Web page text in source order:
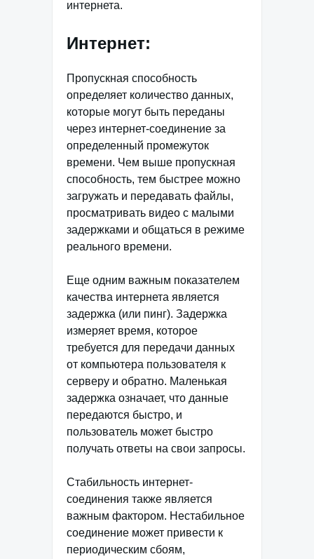
интернета.
Интернет:
Пропускная способность
определяет количество данных,
которые могут быть переданы
через интернет-соединение за
определенный промежуток
времени. Чем выше пропускная
способность, тем быстрее можно
загружать и передавать файлы,
просматривать видео с малыми
задержками и общаться в режиме
реального времени.
Еще одним важным показателем
качества интернета является
задержка (или пинг). Задержка
измеряет время, которое
требуется для передачи данных
от компьютера пользователя к
серверу и обратно. Маленькая
задержка означает, что данные
передаются быстро, и
пользователь может быстро
получать ответы на свои запросы.
Стабильность интернет-
соединения также является
важным фактором. Нестабильное
соединение может привести к
периодическим сбоям,